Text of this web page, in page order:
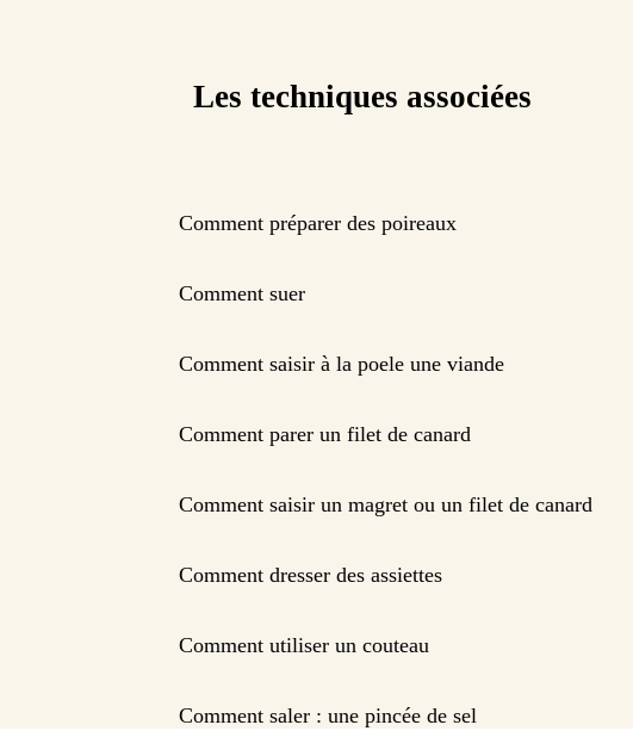
Les techniques associées
Comment préparer des poireaux
Comment suer
Comment saisir à la poele une viande
Comment parer un filet de canard
Comment saisir un magret ou un filet de canard
Comment dresser des assiettes
Comment utiliser un couteau
Comment saler : une pincée de sel